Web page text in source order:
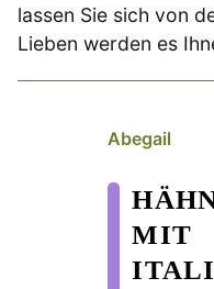
lassen Sie sich von
Lieben werden es
Abegail
MIT